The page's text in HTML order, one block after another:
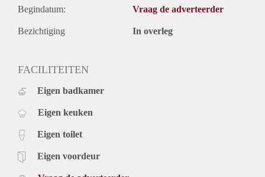
Begindatum: Vraag de adverteerder
Bezichtiging In overleg
FACILITEITEN
Eigen badkamer
Eigen keuken
Eigen toilet
Eigen voordeur